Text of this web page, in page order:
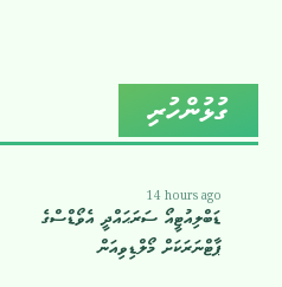
ގުޅުންހުރި
14 hours ago
ޑަބްލިއުޓީއޯ ސަރަޙައްދީ އެވޯޑްސްގެ
ޕާޓްނަރަކަށް މޯލްޑިވިއަން